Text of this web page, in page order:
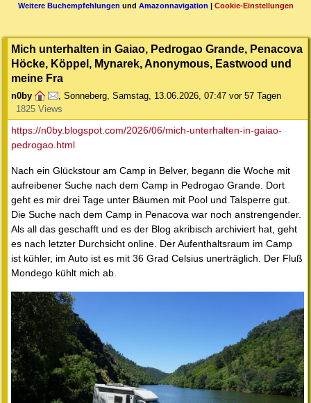
Weitere Buchempfehlungen und Amazonnavigation | Cookie-Einstellungen
Mich unterhalten in Gaiao, Pedrogao Grande, Penacova
Höcke, Köppel, Mynarek, Anonymous, Eastwood und
meine Fra
n0by , Sonneberg, Samstag, 13.06.2026, 07:47 vor 57 Tagen
1825 Views
https://n0by.blogspot.com/2026/06/mich-unterhalten-in-gaiao-
pedrogao.html
Nach ein Glückstour am Camp in Belver, begann die Woche mit
aufreibener Suche nach dem Camp in Pedrogao Grande. Dort
geht es mir drei Tage unter Bäumen mit Pool und Talsperre gut.
Die Suche nach dem Camp in Penacova war noch anstrengender.
Als all das geschafft und es der Blog akribisch archiviert hat, geht
es nach letzter Durchsicht online. Der Aufenthaltsraum im Camp
ist kühler, im Auto ist es mit 36 Grad Celsius unerträglich. Der Fluß
Mondego kühlt mich ab.